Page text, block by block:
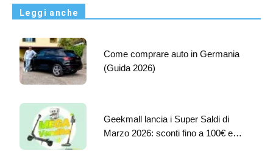
Leggi anche
Come comprare auto in Germania
(Guida 2026)
Geekmall lancia i Super Saldi di
Marzo 2026: sconti fino a 100€ e…